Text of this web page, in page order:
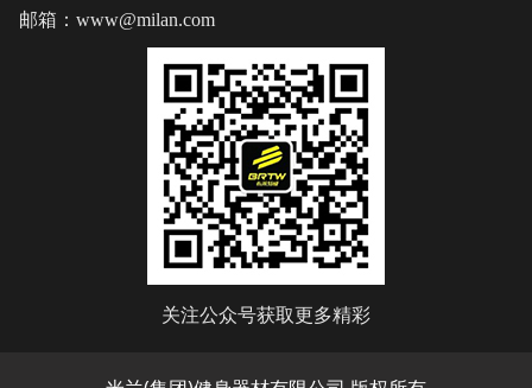
邮箱：www@milan.com
关注公众号获取更多精彩